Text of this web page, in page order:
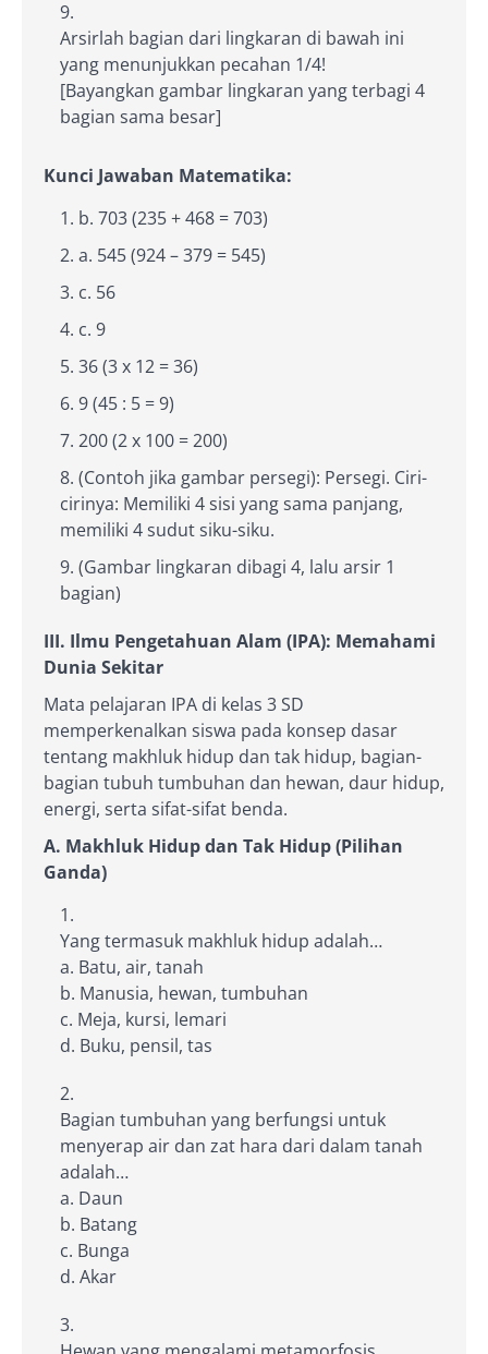
Arsirlah bagian dari lingkaran di bawah ini
yang menunjukkan pecahan 1/4!
[Bayangkan gambar lingkaran yang terbagi 4
bagian sama besar]
Kunci Jawaban Matematika:
b. 703 (235 + 468 = 703)
a. 545 (924 – 379 = 545)
c. 56
c. 9
36 (3 x 12 = 36)
9 (45 : 5 = 9)
200 (2 x 100 = 200)
(Contoh jika gambar persegi): Persegi. Ciri-
cirinya: Memiliki 4 sisi yang sama panjang,
memiliki 4 sudut siku-siku.
(Gambar lingkaran dibagi 4, lalu arsir 1
bagian)
III. Ilmu Pengetahuan Alam (IPA): Memahami
Dunia Sekitar
Mata pelajaran IPA di kelas 3 SD
memperkenalkan siswa pada konsep dasar
tentang makhluk hidup dan tak hidup, bagian-
bagian tubuh tumbuhan dan hewan, daur hidup,
energi, serta sifat-sifat benda.
A. Makhluk Hidup dan Tak Hidup (Pilihan
Ganda)
Yang termasuk makhluk hidup adalah…
a. Batu, air, tanah
b. Manusia, hewan, tumbuhan
c. Meja, kursi, lemari
d. Buku, pensil, tas
Bagian tumbuhan yang berfungsi untuk
menyerap air dan zat hara dari dalam tanah
adalah…
a. Daun
b. Batang
c. Bunga
d. Akar